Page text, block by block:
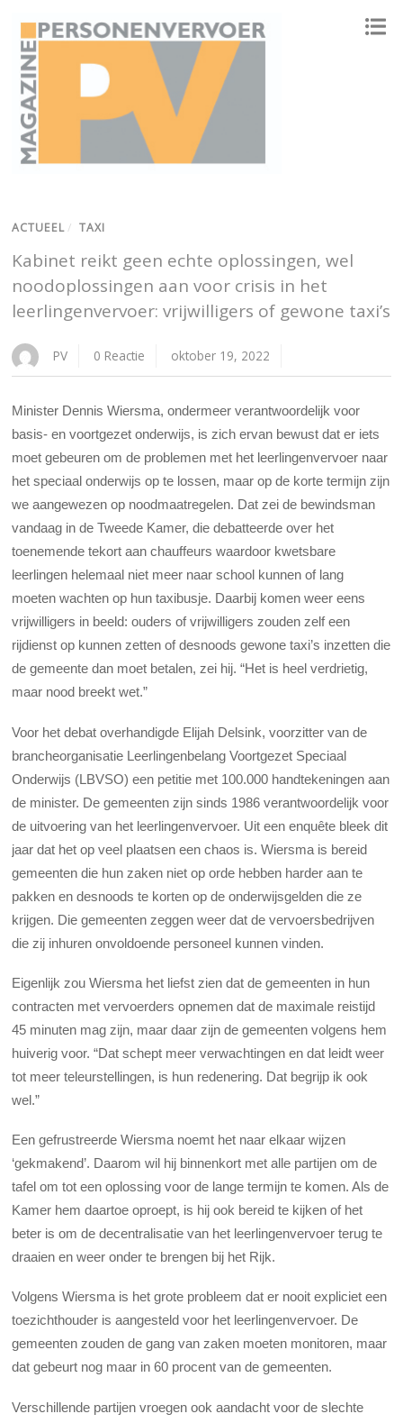
ACTUEEL / TAXI
Kabinet reikt geen echte oplossingen, wel
noodoplossingen aan voor crisis in het
leerlingenvervoer: vrijwilligers of gewone taxi’s
PV 0 Reactie oktober 19, 2022
Minister Dennis Wiersma, ondermeer verantwoordelijk voor
basis- en voortgezet onderwijs, is zich ervan bewust dat er iets
moet gebeuren om de problemen met het leerlingenvervoer naar
het speciaal onderwijs op te lossen, maar op de korte termijn zijn
we aangewezen op noodmaatregelen. Dat zei de bewindsman
vandaag in de Tweede Kamer, die debatteerde over het
toenemende tekort aan chauffeurs waardoor kwetsbare
leerlingen helemaal niet meer naar school kunnen of lang
moeten wachten op hun taxibusje. Daarbij komen weer eens
vrijwilligers in beeld: ouders of vrijwilligers zouden zelf een
rijdienst op kunnen zetten of desnoods gewone taxi’s inzetten die
de gemeente dan moet betalen, zei hij. “Het is heel verdrietig,
maar nood breekt wet.”
Voor het debat overhandigde Elijah Delsink, voorzitter van de
brancheorganisatie Leerlingenbelang Voortgezet Speciaal
Onderwijs (LBVSO) een petitie met 100.000 handtekeningen aan
de minister. De gemeenten zijn sinds 1986 verantwoordelijk voor
de uitvoering van het leerlingenvervoer. Uit een enquête bleek dit
jaar dat het op veel plaatsen een chaos is. Wiersma is bereid
gemeenten die hun zaken niet op orde hebben harder aan te
pakken en desnoods te korten op de onderwijsgelden die ze
krijgen. Die gemeenten zeggen weer dat de vervoersbedrijven
die zij inhuren onvoldoende personeel kunnen vinden.
Eigenlijk zou Wiersma het liefst zien dat de gemeenten in hun
contracten met vervoerders opnemen dat de maximale reistijd
45 minuten mag zijn, maar daar zijn de gemeenten volgens hem
huiverig voor. “Dat schept meer verwachtingen en dat leidt weer
tot meer teleurstellingen, is hun redenering. Dat begrijp ik ook
wel.”
Een gefrustreerde Wiersma noemt het naar elkaar wijzen
‘gekmakend’. Daarom wil hij binnenkort met alle partijen om de
tafel om tot een oplossing voor de lange termijn te komen. Als de
Kamer hem daartoe oproept, is hij ook bereid te kijken of het
beter is om de decentralisatie van het leerlingenvervoer terug te
draaien en weer onder te brengen bij het Rijk.
Volgens Wiersma is het grote probleem dat er nooit expliciet een
toezichthouder is aangesteld voor het leerlingenvervoer. De
gemeenten zouden de gang van zaken moeten monitoren, maar
dat gebeurt nog maar in 60 procent van de gemeenten.
Verschillende partijen vroegen ook aandacht voor de slechte